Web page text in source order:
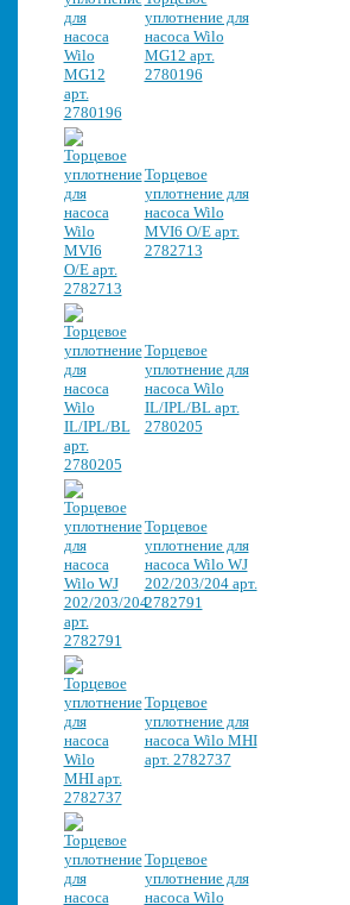
уплотнение для
насоса Wilo
MG12 арт.
2780196
Торцевое
уплотнение для
насоса Wilo
MVI6 O/E арт.
2782713
Торцевое
уплотнение для
насоса Wilo
IL/IPL/BL арт.
2780205
Торцевое
уплотнение для
насоса Wilo WJ
202/203/204 арт.
2782791
Торцевое
уплотнение для
насоса Wilo MHI
арт. 2782737
Торцевое
уплотнение для
насоса Wilo